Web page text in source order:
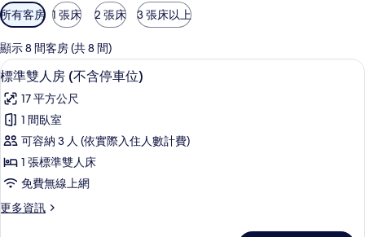
可
用
的
客
房
篩
選
條
所有客房 1 張床 2 張床 3 張床以上
顯示 8 間客房 (共 8 間)
顯
示
標
準
雙
人
(不
標準雙人房 (不含停車位) | 1 間臥室、
5
標準雙人房 (不含停車位)
17 平方公尺
1 間臥室
可容納 3 人 (依實際入住人數計費)
1 張標準雙人床
免費無線上網
更多資訊
更